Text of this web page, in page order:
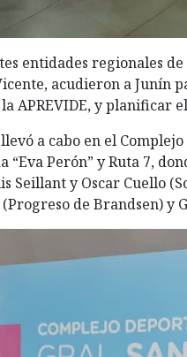
entidades regionales
acudieron a Junín
APREVIDE, y planificar
a cabo en el
“Eva Perón” y Ruta 7,
Seillant y Oscar Cuello
de Brandsen) y